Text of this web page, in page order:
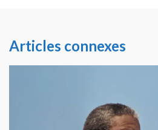
Articles connexes